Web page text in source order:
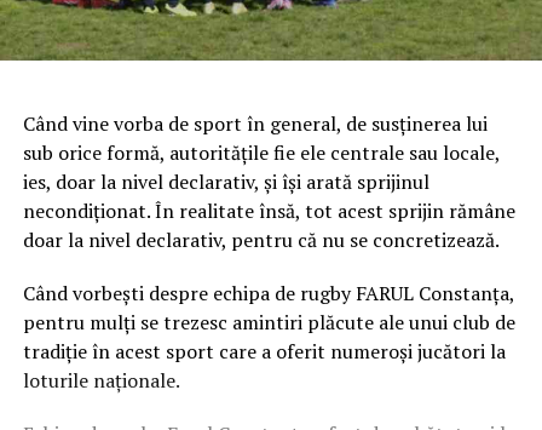
Când vine vorba de sport în general, de susținerea lui
sub orice formă, autoritățile fie ele centrale sau locale,
ies, doar la nivel declarativ, și își arată sprijinul
necondiționat. În realitate însă, tot acest sprijin rămâne
doar la nivel declarativ, pentru că nu se concretizează.
Când vorbești despre echipa de rugby FARUL Constanța,
pentru mulți se trezesc amintiri plăcute ale unui club de
tradiție în acest sport care a oferit numeroși jucători la
loturile naționale.